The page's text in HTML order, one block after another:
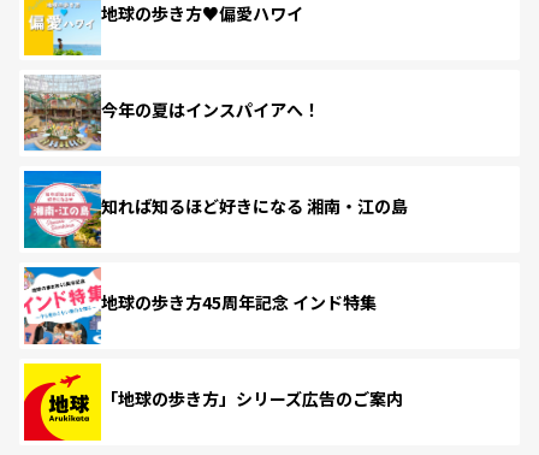
地球の歩き方♥偏愛ハワイ
今年の夏はインスパイアへ！
知れば知るほど好きになる 湘南・江の島
地球の歩き方45周年記念 インド特集
「地球の歩き方」シリーズ広告のご案内